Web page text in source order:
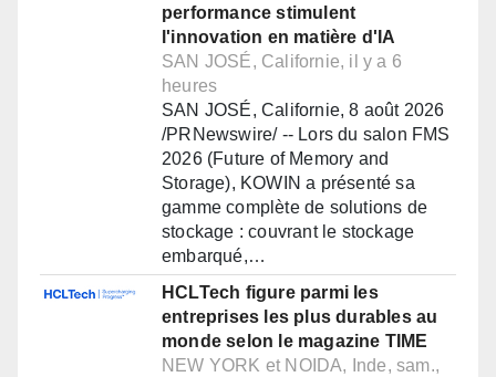
performance stimulent
l'innovation en matière d'IA
SAN JOSÉ, Californie, il y a 6
heures
SAN JOSÉ, Californie, 8 août 2026
/PRNewswire/ -- Lors du salon FMS
2026 (Future of Memory and
Storage), KOWIN a présenté sa
gamme complète de solutions de
stockage : couvrant le stockage
embarqué,…
HCLTech figure parmi les
entreprises les plus durables au
monde selon le magazine TIME
NEW YORK et NOIDA, Inde, sam.,